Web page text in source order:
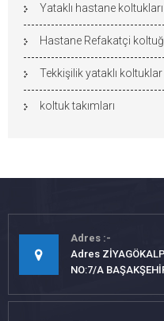
Yataklı hastane koltukları
Hastane Refakatçi
Tekkişilik yataklı koltuklar
koltuk takımları
Adres
Adres
NO:7/A